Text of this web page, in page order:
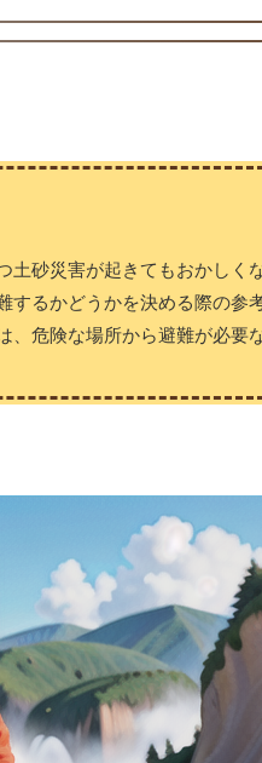
砂災害が起きてもおかしく
るかどうかを決める際の参
危険な場所から避難が必要